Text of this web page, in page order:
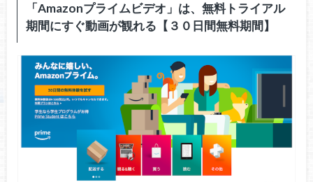
「Amazonプライムビデオ」は、無料トライアル
期間にすぐ動画が観れる【３０日間無料期間】